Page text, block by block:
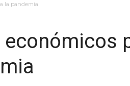
la pandemia